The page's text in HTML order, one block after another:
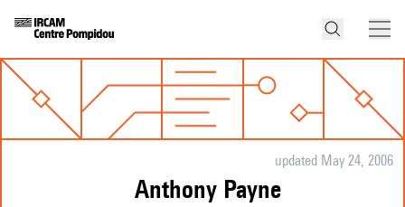
updated May 24, 2006
Anthony Payne